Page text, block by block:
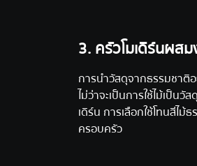
3. ครัวโมเดิร์นผสม
การนำวัสดุจากธรรมชาติ
ไม่ว่าจะเป็นการใช้ไม้เป็น
เดิร์น การเลือกใช้โทนสีไ
ครอบครัว